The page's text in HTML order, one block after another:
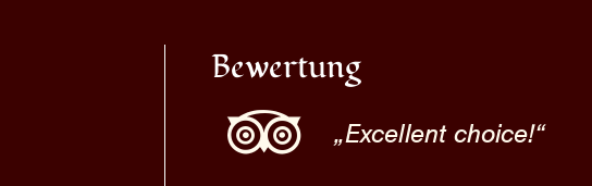
Bewertung
Excellent choice!